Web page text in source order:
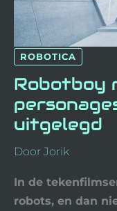
ROBOTICA
Robotboy
uitgelegd
Door Jorik
In de
robots, en dan